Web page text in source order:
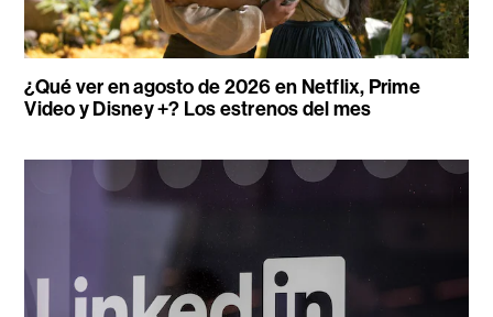
¿Qué ver en agosto de 2026 en Netflix, Prime
Video y Disney +? Los estrenos del mes